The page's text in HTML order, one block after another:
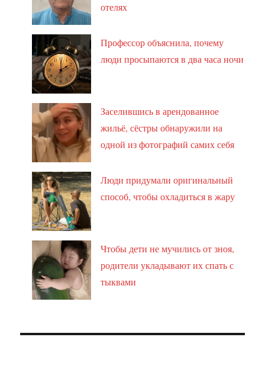
отелях
Профессор объяснила, почему
люди просыпаются в два часа ночи
Заселившись в арендованное
жильё, сёстры обнаружили на
одной из фотографий самих себя
Люди придумали оригинальный
способ, чтобы охладиться в жару
Чтобы дети не мучились от зноя,
родители укладывают их спать с
тыквами